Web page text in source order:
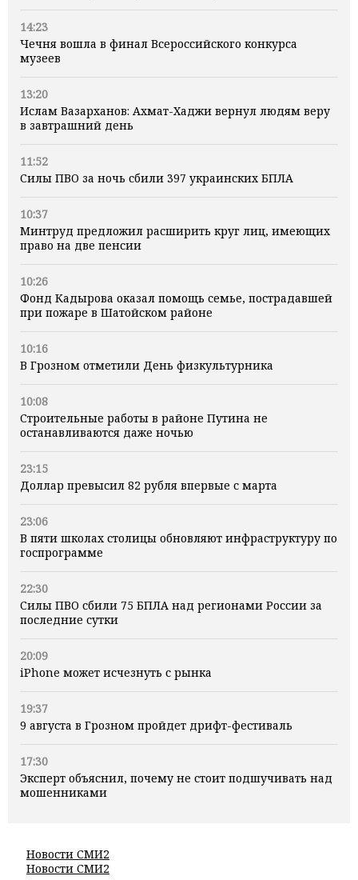
14:23
Чечня вошла в финал Всероссийского конкурса
музеев
13:20
Ислам Вазарханов: Ахмат-Хаджи вернул людям веру
в завтрашний день
11:52
Силы ПВО за ночь сбили 397 украинских БПЛА
10:37
Минтруд предложил расширить круг лиц, имеющих
право на две пенсии
10:26
Фонд Кадырова оказал помощь семье, пострадавшей
при пожаре в Шатойском районе
10:16
В Грозном отметили День физкультурника
10:08
Строительные работы в районе Путина не
останавливаются даже ночью
23:15
Доллар превысил 82 рубля впервые с марта
23:06
В пяти школах столицы обновляют инфраструктуру по
госпрограмме
22:30
Силы ПВО сбили 75 БПЛА над регионами России за
последние сутки
20:09
iPhone может исчезнуть с рынка
19:37
9 августа в Грозном пройдет дрифт-фестиваль
17:30
Эксперт объяснил, почему не стоит подшучивать над
мошенниками
Новости СМИ2
Новости СМИ2